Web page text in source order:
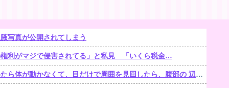
写真が公開されてしまう
利がマジで侵害されてる」と私見 「いくら税金…
、目だけで周囲を見回したら、腹部の 辺りをじっと見る「青く光る骨格標本」が居た【再】